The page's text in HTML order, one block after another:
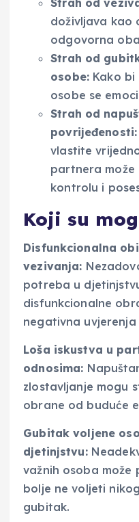
doživljava kao
odgovorna
Strah od
osobe:Kako bi
osobe se
Strah od
povrijeđenosti:
vlastite
partnera može
kontrolu i
Koji su
Disfunkcionalna
vezivanja:
potreba u
disfunkcionalne
negativna
Loša iskustva u
odnosima:
zlostavljanje mogu
obrane od buduće
Gubitak voljene
djetinjstvu:
važnih osoba može
bolje ne voljeti
gubitak.